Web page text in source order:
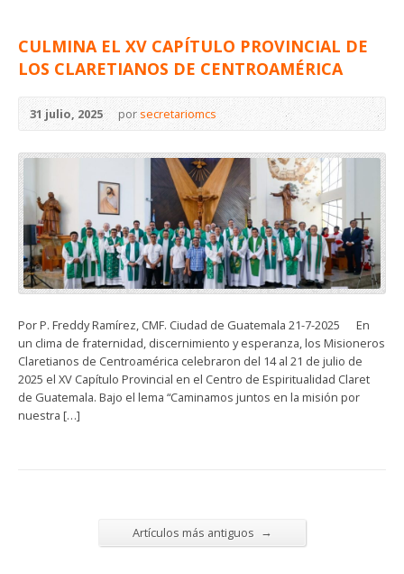
CULMINA EL XV CAPÍTULO PROVINCIAL DE
LOS CLARETIANOS DE CENTROAMÉRICA
31 julio, 2025 por secretariomcs
Por P. Freddy Ramírez, CMF. Ciudad de Guatemala 21-7-2025 En
un clima de fraternidad, discernimiento y esperanza, los Misioneros
Claretianos de Centroamérica celebraron del 14 al 21 de julio de
2025 el XV Capítulo Provincial en el Centro de Espiritualidad Claret
de Guatemala. Bajo el lema “Caminamos juntos en la misión por
nuestra […]
Artículos más antiguos →